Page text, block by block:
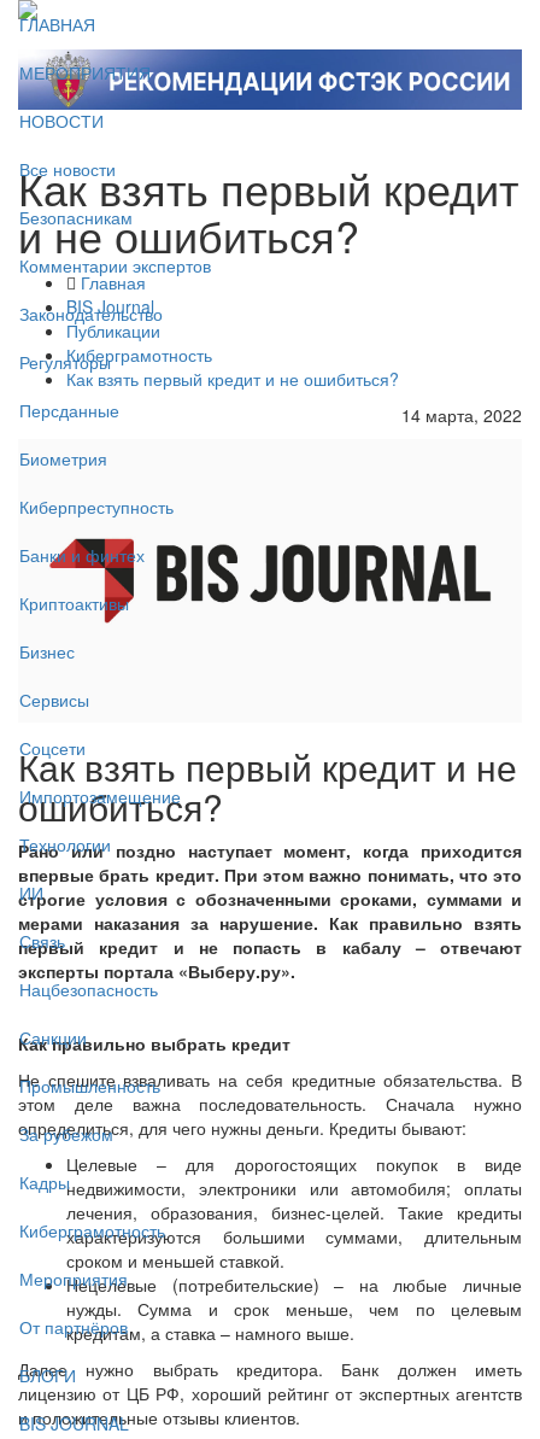
ГЛАВНАЯ
МЕРОПРИЯТИЯ
НОВОСТИ
Все новости
Безопасникам
Комментарии экспертов
Законодательство
Регуляторы
Персданные
Биометрия
Киберпреступность
Банки и финтех
Криптоактивы
Бизнес
Сервисы
Соцсети
Импортозамещение
Технологии
ИИ
Связь
Нацбезопасность
Санкции
Промышленность
За рубежом
Кадры
Киберграмотность
Мероприятия
От партнёров
БЛОГИ
BIS JOURNAL
Как взять первый кредит
и не ошибиться?
Главная
BIS Journal
Публикации
Киберграмотность
Как взять первый кредит и не ошибиться?
14 марта, 2022
Как взять первый кредит и не
ошибиться?
Рано или поздно наступает момент, когда приходится
впервые брать кредит. При этом важно понимать, что это
строгие условия с обозначенными сроками, суммами и
мерами наказания за нарушение. Как правильно взять
первый кредит и не попасть в кабалу – отвечают
эксперты портала «Выберу.ру».
Как правильно выбрать кредит
Не спешите взваливать на себя кредитные обязательства. В
этом деле важна последовательность. Сначала нужно
определиться, для чего нужны деньги. Кредиты бывают:
Целевые – для дорогостоящих покупок в виде
недвижимости, электроники или автомобиля; оплаты
лечения, образования, бизнес-целей. Такие кредиты
характеризуются большими суммами, длительным
сроком и меньшей ставкой.
Нецелевые (потребительские) – на любые личные
нужды. Сумма и срок меньше, чем по целевым
кредитам, а ставка – намного выше.
Далее нужно выбрать кредитора. Банк должен иметь
лицензию от ЦБ РФ, хороший рейтинг от экспертных агентств
и положительные отзывы клиентов.